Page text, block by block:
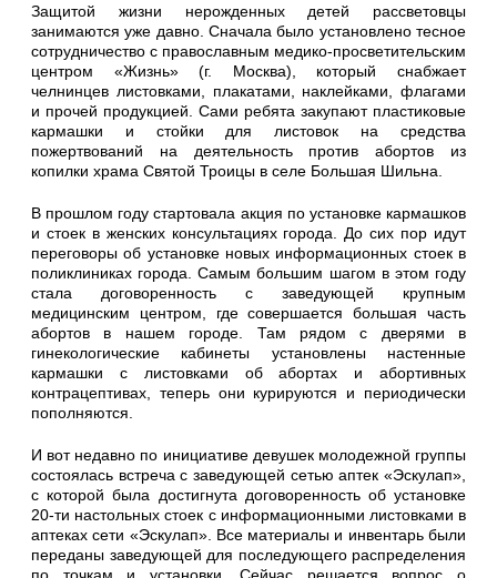
Защитой жизни нерожденных детей рассветовцы
занимаются уже давно. Сначала было установлено тесное
сотрудничество с православным медико-просветительским
центром «Жизнь» (г. Москва), который снабжает
челнинцев листовками, плакатами, наклейками, флагами
и прочей продукцией. Сами ребята закупают пластиковые
кармашки и стойки для листовок на средства
пожертвований на деятельность против абортов из
копилки храма Святой Троицы в селе Большая Шильна.
В прошлом году стартовала акция по установке кармашков
и стоек в женских консультациях города. До сих пор идут
переговоры об установке новых информационных стоек в
поликлиниках города. Самым большим шагом в этом году
стала договоренность с заведующей крупным
медицинским центром, где совершается большая часть
абортов в нашем городе. Там рядом с дверями в
гинекологические кабинеты установлены настенные
кармашки с листовками об абортах и абортивных
контрацептивах, теперь они курируются и периодически
пополняются.
И вот недавно по инициативе девушек молодежной группы
состоялась встреча с заведующей сетью аптек «Эскулап»,
с которой была достигнута договоренность об установке
20-ти настольных стоек с информационными листовками в
аптеках сети «Эскулап». Все материалы и инвентарь были
переданы заведующей для последующего распределения
по точкам и установки. Сейчас решается вопрос о